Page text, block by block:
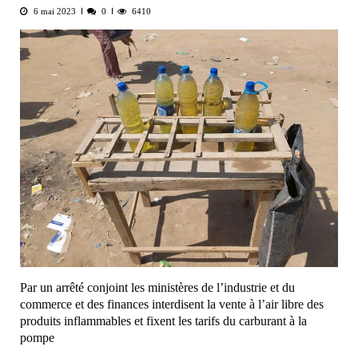
6 mai 2023 0 6410
Par un arrêté conjoint les ministères de l’industrie et du
commerce et des finances interdisent la vente à l’air libre des
produits inflammables et fixent les tarifs du carburant à la
pompe